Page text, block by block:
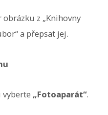
z „Knihovny
a přepsat jej.
„Fotoaparát“.